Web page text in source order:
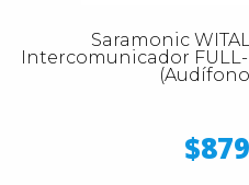
Saramonic
Intercomunicador